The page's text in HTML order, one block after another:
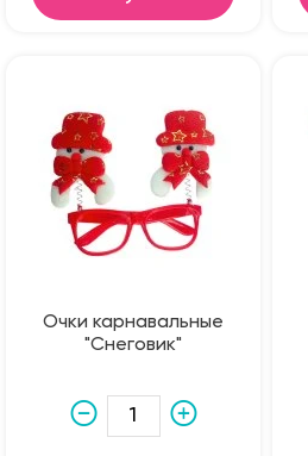
Очки карнавальные
"Снеговик"